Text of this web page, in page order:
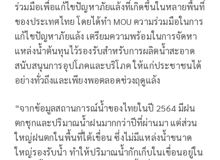
ร่วมมือเพื่อแก้ไขปัญหาภัยแล้งที่เกิดขึ้นในหลายพื้นที่
ของประเทศไทย โดยได้ทำ MOU ความร่วมมือในการ
แก้ไขปัญหาภัยแล้ง เตรียมความพร้อมในการจัดหา
แหล่งน้ำต้นทุนไว้รองรับสำหรับการผลิตน้ำสะอาด
สนับสนุนการอุปโภคและบริโภค ให้แก่ประชาชนได้
อย่างทั่วถึงและเพียงพอตลอดช่วงฤดูแล้ง
“จากข้อมูลสถานการณ์น้ำของไทยในปี 2564 มีฝน
ตกชุกและปริมาณน้ำฝนมากกว่าปีที่ผ่านมา แต่ส่วน
ใหญ่ฝนตกในพื้นที่ใต้เขื่อน ซึ่งไม่มีแหล่งน้ำขนาด
ใหญ่รองรับน้ำ ทำให้ปริมาณน้ำกักเก็บในเขื่อนอยู่ใน